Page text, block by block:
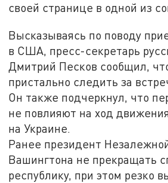
своей странице в одной из
Высказываясь по поводу
в США, пресс-секретарь
Дмитрий Песков сообщил,
пристально следить за
Он также подчеркнул, что
не повлияют на ход
на Украине.
Ранее президент
Вашингтона не прекращать
республику, при этом резко